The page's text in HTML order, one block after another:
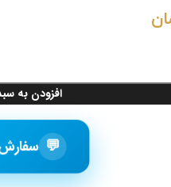
افزودن به
💬 سفارش